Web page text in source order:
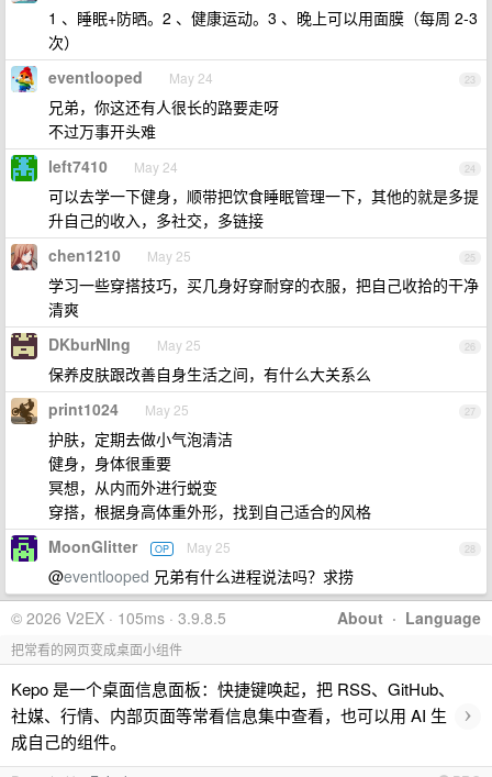
1 、睡眠+防晒。2 、健康运动。3 、晚上可以用面膜（每周 2-3
次）
23
eventlooped May 24
兄弟，你这还有人很长的路要走呀
不过万事开头难
24
left7410 May 24
可以去学一下健身，顺带把饮食睡眠管理一下，其他的就是多提
升自己的收入，多社交，多链接
25
chen1210 May 25
学习一些穿搭技巧，买几身好穿耐穿的衣服，把自己收拾的干净
清爽
26
DKburNIng May 25
保养皮肤跟改善自身生活之间，有什么大关系么
27
print1024 May 25
护肤，定期去做小气泡清洁
健身，身体很重要
冥想，从内而外进行蜕变
穿搭，根据身高体重外形，找到自己适合的风格
28
MoonGlitter OP May 25
@eventlooped 兄弟有什么进程说法吗？求捞
About · Language
© 2026 V2EX · 105ms · 3.9.8.5
把常看的网页变成桌面小组件
Kepo 是一个桌面信息面板：快捷键唤起，把 RSS、GitHub、
社媒、行情、内部页面等常看信息集中查看，也可以用 AI 生
成自己的组件。
›